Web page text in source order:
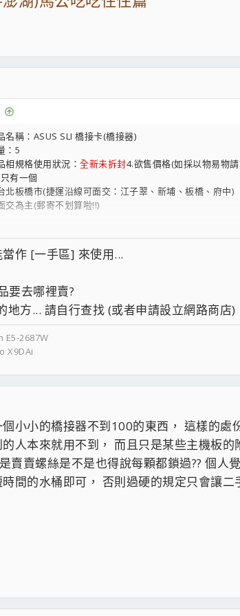
名稱：ASUS SLI 橋接卡(橋接器)
：5
相規格使用狀況： 全新未拆封4.欲售價格(如採以物易物
有一個
北板橋市(捷運沿線可面交：江子翠、新埔、板橋、府中)
交為主(郵寄不划算啦!!)
品請詳細標出欲賣標地物品相規格及欲賣價格
易取貨方式及地點
徵求,無論賣出與否,請勿將標題或內容刪除,以供會員查詢
如賣不出可以推文,但禁止重複刊登
累計發文量
買賣,或引用他站連結,例如yahoo或Ebay(11/8增訂)但官
超過3天,經檢舉將受警告或停權或禁止買賣處份
違者永久停權
員作為交易平台,所有買賣請當面交易銀貨兩訖,如需宅
砍文或停權
網友犯下的這個錯誤...停權應該是理所當然的吧
作 [一手區] 來使用...
要去哪裡賣?
地方... 請自行查找 (或者申請設立網路商店)
E5-2687W
X9DAi
小小的橋接器不到100的東西， 這樣的處
人本來就用不到， 而且只是某些主機板
賣賣螺絲是不是也得說每顆都鎖過?? 個
間的水桶即可， 否則過硬的規定只會讓